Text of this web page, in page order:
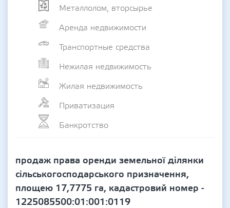
Металлолом, вторсырье
Аренда недвижимости
Транспортные средства
Нежилая недвижимость
Жилая недвижимость
Приватизация
Банкротство
продаж права оренди земельної ділянки
сільськогосподарського призначення,
площею 17,7775 га, кадастровий номер -
1225085500:01:001:0119